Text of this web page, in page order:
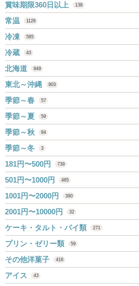
賞味期限360日以上 138
常温 1128
冷凍 585
冷蔵 43
北海道 849
東北～沖縄 903
季節～春 57
季節～夏 59
季節～秋 84
季節～冬 3
181円〜500円 739
501円〜1000円 485
1001円〜2000円 390
2001円〜10000円 32
ケーキ・タルト・パイ類 271
プリン・ゼリー類 59
その他洋菓子 416
アイス 43